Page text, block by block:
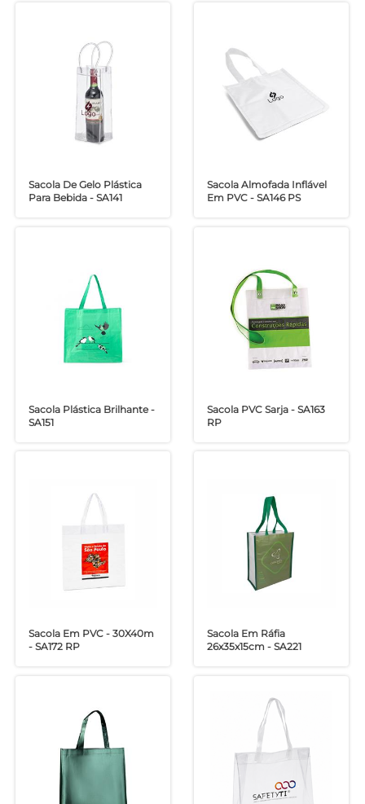
Sacola De Gelo Plástica
Para Bebida - SA141
Sacola Almofada Inflável
Em PVC - SA146 PS
Sacola Plástica Brilhante -
SA151
Sacola PVC Sarja - SA163
RP
Sacola Em PVC - 30X40m
- SA172 RP
Sacola Em Ráfia
26x35x15cm - SA221